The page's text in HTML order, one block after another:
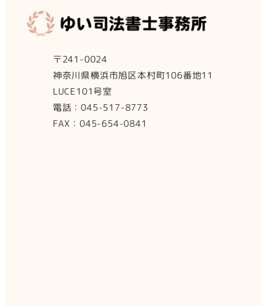
〒241-0024
神奈川県横浜市旭区本村町106番地11
LUCE101号室
電話：045-517-8773
FAX：045-654-0841